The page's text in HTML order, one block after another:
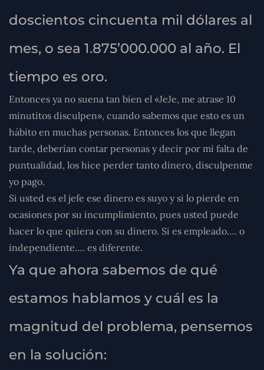
doscientos cincuenta mil dólares al
mes, o sea 1.875’000.000 al año. El
tiempo es oro.
Entonces ya no suena tan bien el «JeJe, me atrase 10
minutitos disculpen», cuando sabemos que esto es un
hábito en muchas personas. Entonces los que llegan
tarde, deberían contar personas y decir por mi falta de
puntualidad, los hice perder tanto dinero, disculpenme
yo pago.
Si usted es el jefe ese dinero es suyo y si lo pierde en
ocasiones por su incumplimiento, pues usted puede
hacer lo que quiera con su dinero. Si es empleado…. o
independiente…. es diferente.
Ya que ahora sabemos de qué
estamos hablamos y cuál es la
magnitud del problema, pensemos
en la solución: